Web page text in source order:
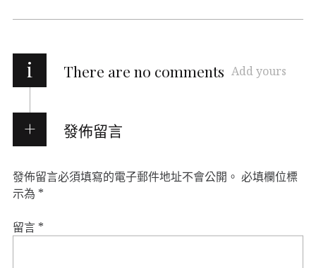
i There are no comments Add yours
發佈留言
發佈留言必須填寫的電子郵件地址不會公開。 必填欄位標
示為 *
留言 *